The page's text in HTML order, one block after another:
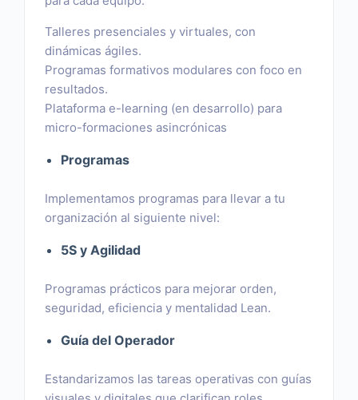
Talleres presenciales y virtuales, con
dinámicas ágiles.
Programas formativos modulares con foco en
resultados.
Plataforma e-learning (en desarrollo) para
micro-formaciones asincrónicas
Programas
Implementamos programas para llevar a tu
organización al siguiente nivel:
5S y Agilidad
Programas prácticos para mejorar orden,
seguridad, eficiencia y mentalidad Lean.
Guía del Operador
Estandarizamos las tareas operativas con guías